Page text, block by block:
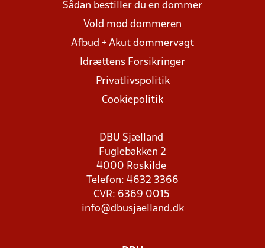
Sådan bestiller du en dommer
Vold mod dommeren
Afbud + Akut dommervagt
Idrættens Forsikringer
Privatlivspolitik
Cookiepolitik
DBU Sjælland
Fuglebakken 2
4000 Roskilde
Telefon: 4632 3366
CVR: 6369 0015
info@dbusjaelland.dk